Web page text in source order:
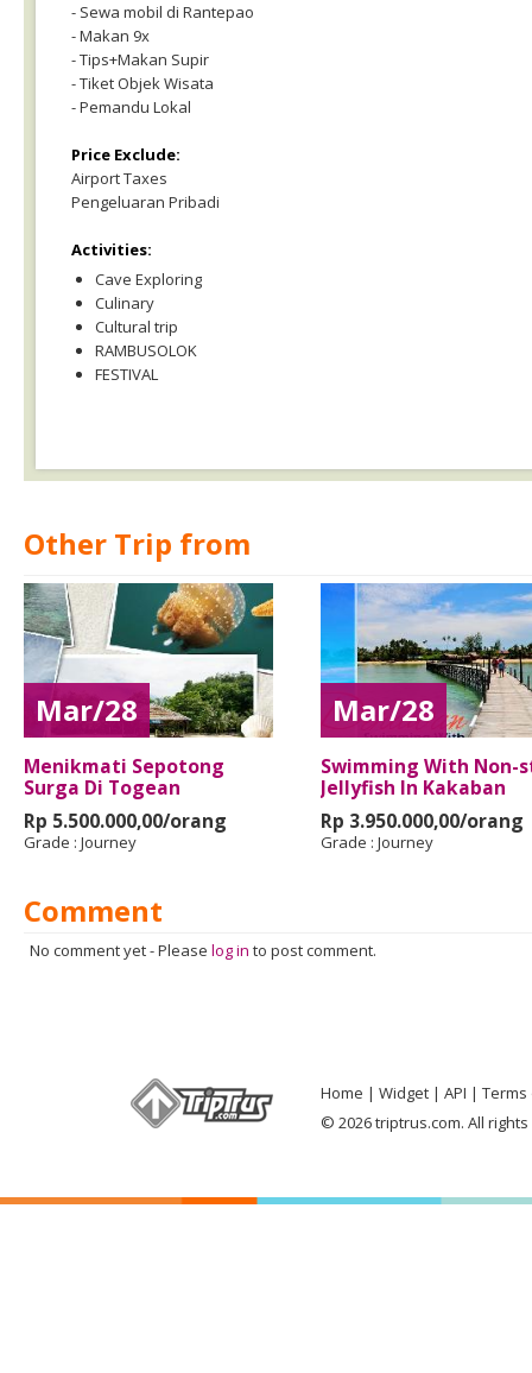
- Sewa mobil di Rantepao
- Makan 9x
- Tips+Makan Supir
- Tiket Objek Wisata
- Pemandu Lokal
Price Exclude:
Airport Taxes
Pengeluaran Pribadi
Activities:
Cave Exploring
Culinary
Cultural trip
RAMBUSOLOK
FESTIVAL
Other Trip from
Mar/28
Menikmati Sepotong
Surga Di Togean
Rp 5.500.000,00/orang
Grade : Journey
Mar/28
Swimming With Non-
Jellyfish In Kakaban
Rp 3.950.000,00/orang
Grade : Journey
Comment
No comment yet-Please log in to post comment.
Home Widget API
Terms
© 2026 triptrus.com. All